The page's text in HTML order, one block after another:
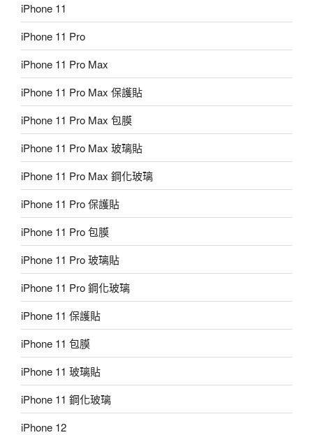
iPhone 11
iPhone 11 Pro
iPhone 11 Pro Max
iPhone 11 Pro Max 保護貼
iPhone 11 Pro Max 包膜
iPhone 11 Pro Max 玻璃貼
iPhone 11 Pro Max 鋼化玻璃
iPhone 11 Pro 保護貼
iPhone 11 Pro 包膜
iPhone 11 Pro 玻璃貼
iPhone 11 Pro 鋼化玻璃
iPhone 11 保護貼
iPhone 11 包膜
iPhone 11 玻璃貼
iPhone 11 鋼化玻璃
iPhone 12